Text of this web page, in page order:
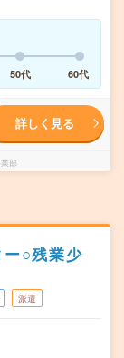
50代 60代
詳しく見る
部
ー○残業少
派遣